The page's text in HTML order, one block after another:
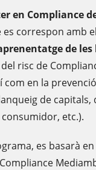
en Compliance
correspon amb
de
risc de
com en la
de
etc.).
es basarà en